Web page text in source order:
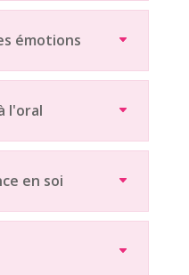
émotions
l'oral
en soi